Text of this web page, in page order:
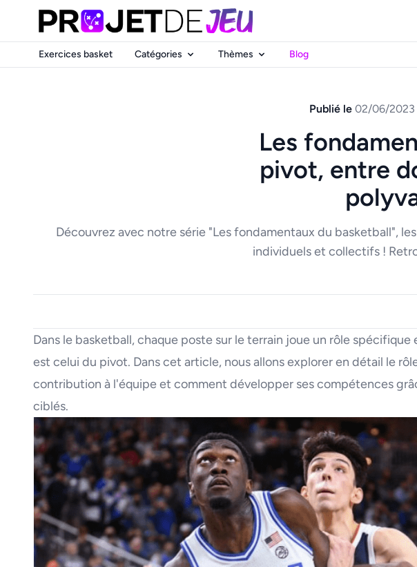
Exercices basket Catégories Thèmes Blog
Publié le 02/06/2023
Les
pivot, entre
Découvrez avec notre série "Les fondamentaux du basketball",
individuels et collectifs !
Dans le basketball, chaque poste sur le terrain joue un rôle
est celui du pivot. Dans cet article, nous allons explorer en détail le
contribution à l'équipe et comment développer ses compétences
ciblés.